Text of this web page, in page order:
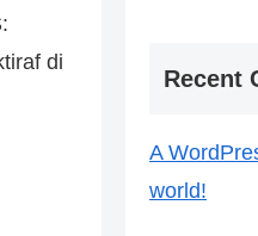
di
Recent
A
world!